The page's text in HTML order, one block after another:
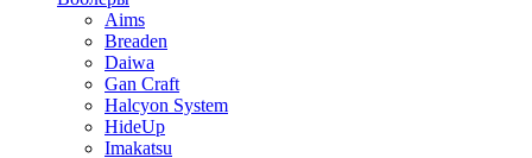
Aims
Breaden
Daiwa
Gan Craft
Halcyon System
HideUp
Imakatsu